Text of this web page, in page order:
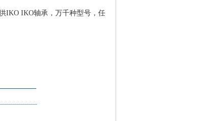
IKO IKO轴承，万千种型号，任